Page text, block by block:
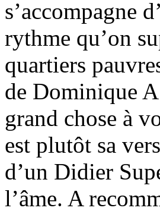
s’accompagne
rythme qu’on
quartiers
de Dominique
grand chose à
est plutôt sa
d’un Didier
l’âme. A